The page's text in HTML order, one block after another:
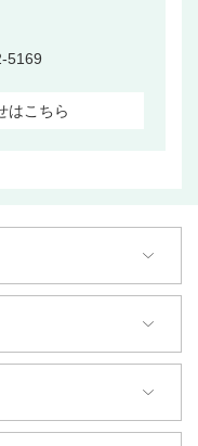
5169
はこちら